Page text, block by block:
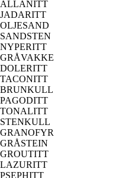
ALLANITT
JADARITT
OLJESAND
SANDSTEN
NYPERITT
GRÅVAKKE
DOLERITT
TACONITT
BRUNKULL
PAGODITT
TONALITT
STENKULL
GRANOFYR
GRÅSTEIN
GROUTITT
LAZURITT
PSEPHITT